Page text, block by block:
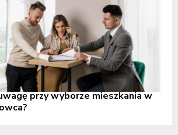
przy wyborze mieszkania w